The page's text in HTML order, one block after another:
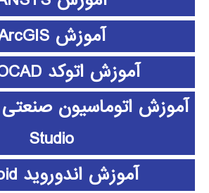
آموزش ArcGIS
آموزش اتوکد AUTOCAD
Studio
آموزش اندوروید android